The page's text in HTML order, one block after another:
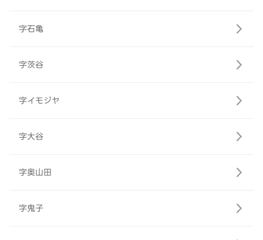
字石亀
字茨谷
字イモジヤ
字大谷
字奥山田
字鬼子